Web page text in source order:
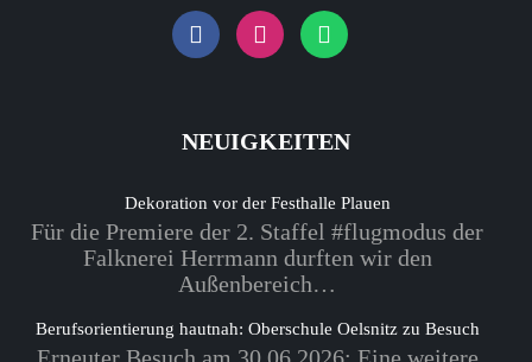
NEUIGKEITEN
Dekoration vor der Festhalle Plauen
Für die Premiere der 2. Staffel #flugmodus der
Falknerei Herrmann durften wir den
Außenbereich…
Berufsorientierung hautnah: Oberschule Oelsnitz zu Besuch